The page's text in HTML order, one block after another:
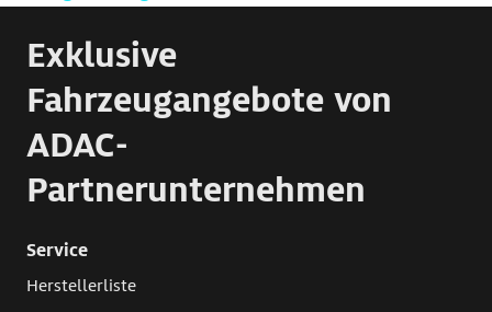
Exklusive
Fahrzeugangebote von
ADAC-
Partnerunternehmen
Service
Herstellerliste